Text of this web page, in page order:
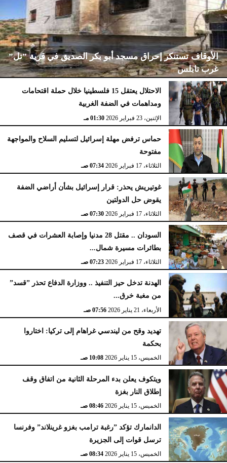
الأوقاف تستنكر إحراق مسجد أبو بكر الصديق في قرية ”تل”
غرب نابلس
الإثنين، 23 فبراير 2026 02:15 مـ
الاحتلال يعتقل 15 فلسطينيا خلال حملة اقتحامات
ومداهمات في الضفة الغربية
الإثنين، 23 فبراير 2026 01:30 مـ
حماس ترفض مهلة إسرائيل لتسليم السلاح والمواجهة
مفتوحة
الثلاثاء، 17 فبراير 2026 07:34 صـ
غوتيريش يحذر: قرار إسرائيل بشأن أراضي الضفة
يقوض حل الدولتين
الثلاثاء، 17 فبراير 2026 07:30 صـ
السودان .. مقتل 28 مدنيا وإصابة العشرات في قصف
بطائرات مسيرة شمال...
الثلاثاء، 17 فبراير 2026 07:23 صـ
الهدنة تدخل حيز التنفيذ .. ووزارة الدفاع تحذر ”قسد”
من مغبة خرق...
الأربعاء، 21 يناير 2026 07:56 صـ
تهديد وقح من ليندسي غراهام إلى تركيا: اختاروا
بحكمة
الخميس، 15 يناير 2026 10:08 صـ
ويتكوف يعلن بدء المرحلة الثانية من اتفاق وقف
إطلاق النار بغزة
الخميس، 15 يناير 2026 08:46 صـ
الدانمارك تؤكد ”رغبة ترامب بغزو غرينلاند” وفرنسا
ترسل قوات إلى الجزيرة
الخميس، 15 يناير 2026 08:34 صـ